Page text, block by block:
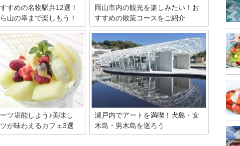
すめの名物駅弁12選！
山の幸まで楽しもう！
山ならではの名物を使った駅
あります。岡山の郷土料理
るままかりや穴子めし、ご
として親しまれているえびめ
丼などが食べられる駅弁を
してご紹介します。岡山駅の
の営業時間や売り場の場所も
ライズ出雲に乗る時の駅弁
は？
岡山市内の観光を楽しみたい！お
すすめの散策コースをご紹介
岡山県は桃太郎伝承で有名な場所で、
数々の観光スポットがあります。全ての
スポットをまわるとなると広範囲で、全
部はまわりきれません。そこで今回は、
岡山市内で楽しめる観光名所から美味し
い料理を味わえるお店やカフェ、お土産
店まで、散策しながらまわれるスポット
をご紹介していきます。
ツ堪能しよう♪美味し
が味わえるカフェ3選
瀬戸内でアートを満喫！犬島・女
木島・男木島を巡ろう